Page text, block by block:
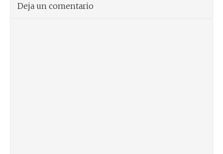
Deja un comentario